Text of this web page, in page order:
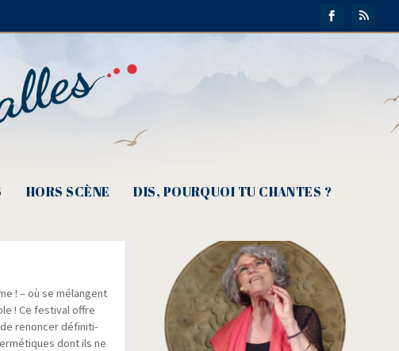
HORS SCÈNE DIS, POURQUOI TU CHANTES ?
! – où se mélangent
! Ce fes­ti­val offre
de renon­cer défi­ni­ti­
dont ils ne